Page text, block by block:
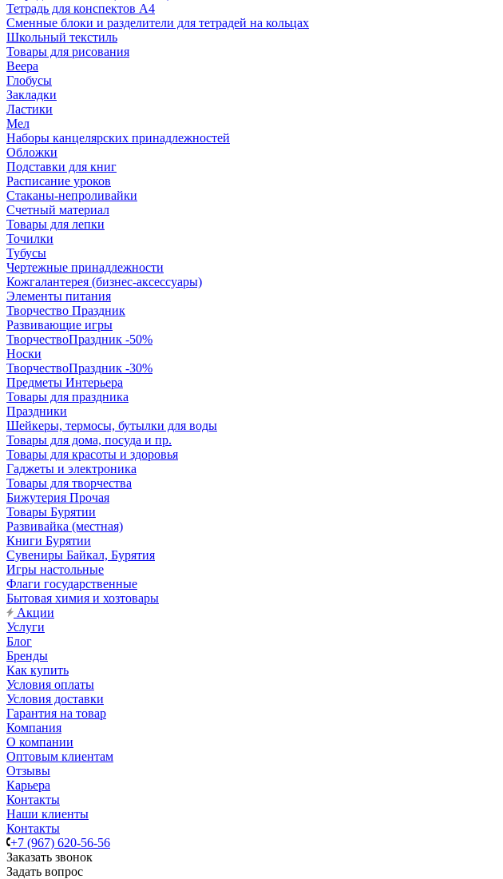
Тетрадь для конспектов А4
Сменные блоки и разделители для тетрадей на кольцах
Школьный текстиль
Товары для рисования
Веера
Глобусы
Закладки
Ластики
Мел
Наборы канцелярских принадлежностей
Обложки
Подставки для книг
Расписание уроков
Стаканы-непроливайки
Счетный материал
Товары для лепки
Точилки
Тубусы
Чертежные принадлежности
Кожгалантерея (бизнес-аксессуары)
Элементы питания
Творчество Праздник
Развивающие игры
ТворчествоПраздник -50%
Носки
ТворчествоПраздник -30%
Предметы Интерьера
Товары для праздника
Праздники
Шейкеры, термосы, бутылки для воды
Товары для дома, посуда и пр.
Товары для красоты и здоровья
Гаджеты и электроника
Товары для творчества
Бижутерия Прочая
Товары Бурятии
Развивайка (местная)
Книги Бурятии
Сувениры Байкал, Бурятия
Игры настольные
Флаги государственные
Бытовая химия и хозтовары
Акции
Услуги
Блог
Бренды
Как купить
Условия оплаты
Условия доставки
Гарантия на товар
Компания
О компании
Оптовым клиентам
Отзывы
Карьера
Контакты
Наши клиенты
Контакты
+7 (967) 620-56-56
Заказать звонок
Задать вопрос